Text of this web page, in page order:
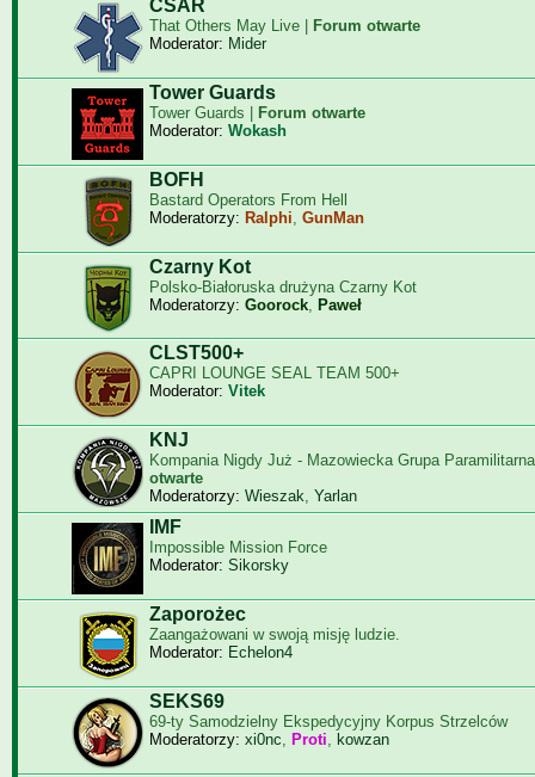
CSAR
That Others May Live |
Forum otwarte
Moderator: Mider
Tower Guards
Tower Guards |
Forum otwarte
Moderator: Wokash
BOFH
Bastard Operators From Hell
Moderatorzy: Ralphi, GunMan
Czarny Kot
Polsko-Białoruska drużyna Czarny Kot
Moderatorzy: Goorock, Paweł
CLST500+
CAPRI LOUNGE SEAL TEAM 500+
Moderator: Vitek
KNJ
Kompania Nigdy Już - Mazowiecka Grupa
otwarte
Moderatorzy: Wieszak, Yarlan
IMF
Impossible Mission Force
Moderator: Sikorsky
Zaporożec
Zaangażowani w swoją misję ludzie.
Moderator: Echelon4
SEKS69
69-ty Samodzielny Ekspedycyjny Korpus Strzelców
Moderatorzy: xi0nc, Proti, kowzan